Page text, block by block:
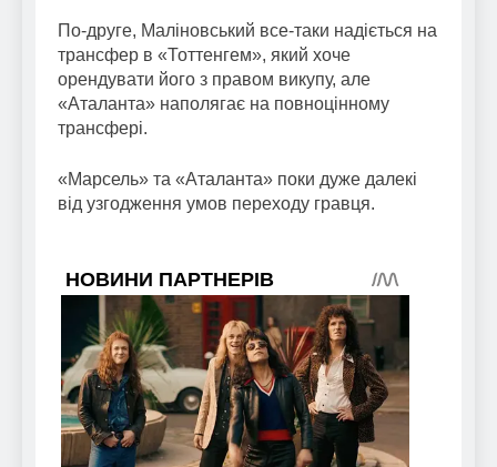
По-друге, Маліновський все-таки надіється на
трансфер в «Тоттенгем», який хоче
орендувати його з правом викупу, але
«Аталанта» наполягає на повноцінному
трансфері.
«Марсель» та «Аталанта» поки дуже далекі
від узгодження умов переходу гравця.